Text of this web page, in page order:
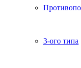
3-ого типа